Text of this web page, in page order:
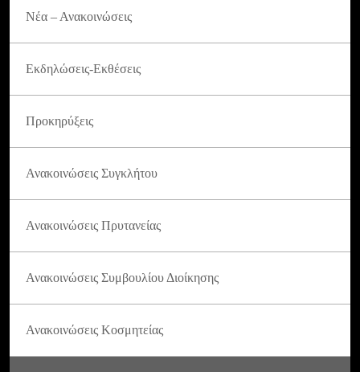
Νέα – Ανακοινώσεις
Εκδηλώσεις-Εκθέσεις
Προκηρύξεις
Ανακοινώσεις Συγκλήτου
Ανακοινώσεις Πρυτανείας
Ανακοινώσεις Συμβουλίου Διοίκησης
Ανακοινώσεις Κοσμητείας